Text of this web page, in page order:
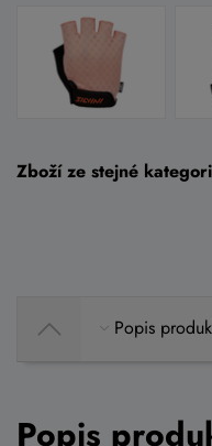
Zboží ze stejné
Popis
Popis